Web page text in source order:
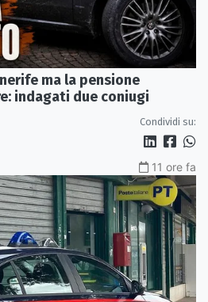
ma la pensione
indagati due coniugi
Condividi su:
11 ore fa